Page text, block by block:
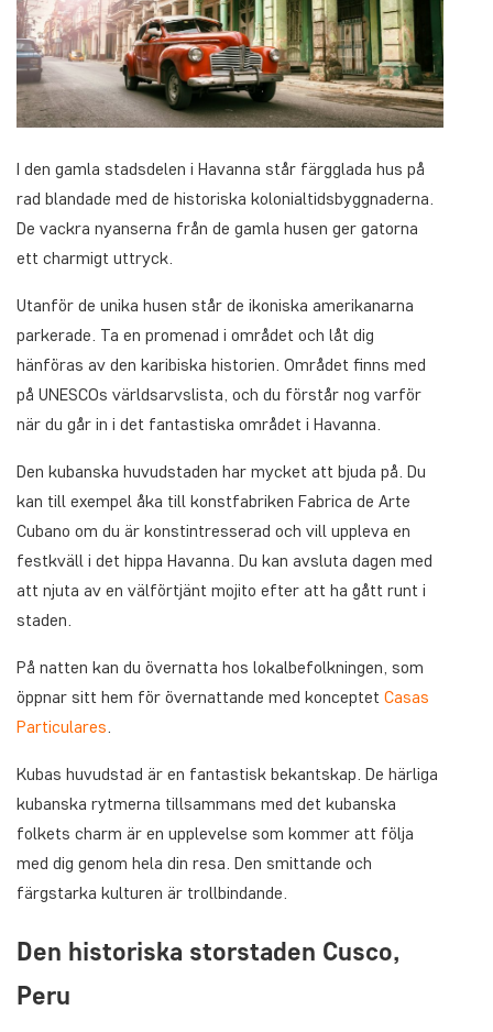
I den gamla stadsdelen i Havanna står färgglada hus på
rad blandade med de historiska kolonialtidsbyggnaderna.
De vackra nyanserna från de gamla husen ger gatorna
ett charmigt uttryck.
Utanför de unika husen står de ikoniska amerikanarna
parkerade. Ta en promenad i området och låt dig
hänföras av den karibiska historien. Området finns med
på UNESCOs världsarvslista, och du förstår nog varför
när du går in i det fantastiska området i Havanna.
Den kubanska huvudstaden har mycket att bjuda på. Du
kan till exempel åka till konstfabriken Fabrica de Arte
Cubano om du är konstintresserad och vill uppleva en
festkväll i det hippa Havanna. Du kan avsluta dagen med
att njuta av en välförtjänt mojito efter att ha gått runt i
staden.
På natten kan du övernatta hos lokalbefolkningen, som
öppnar sitt hem för övernattande med konceptet Casas
Particulares.
Kubas huvudstad är en fantastisk bekantskap. De härliga
kubanska rytmerna tillsammans med det kubanska
folkets charm är en upplevelse som kommer att följa
med dig genom hela din resa. Den smittande och
färgstarka kulturen är trollbindande.
Den historiska storstaden Cusco,
Peru